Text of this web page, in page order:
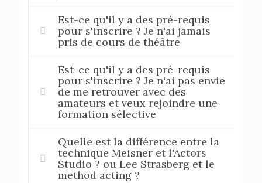
Est-ce qu'il y a des pré-requis
pour s'inscrire ? Je n'ai jamais
pris de cours de théâtre
Est-ce qu'il y a des pré-requis
pour s'inscrire ? Je n'ai pas envie
de me retrouver avec des
amateurs et veux rejoindre une
formation sélective
Quelle est la différence entre la
technique Meisner et l'Actors
Studio ? ou Lee Strasberg et le
method acting ?